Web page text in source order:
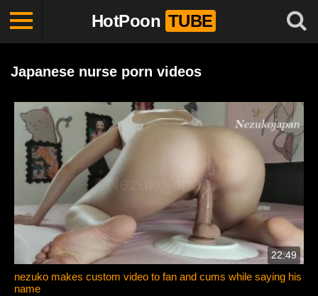
HotPoon TUBE
Japanese nurse porn videos
22:49
nezuko makes custom video to fan and cums while saying his
name